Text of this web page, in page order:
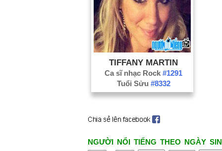
TIFFANY MARTIN
Ca sĩ nhạc Rock#1291
Tuổi Sửu #8332
NGƯỜI NỔI TIẾNG THEO NGÀY